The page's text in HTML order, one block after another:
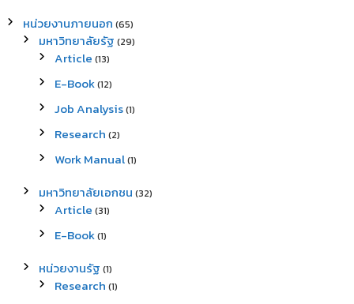
หน่วยงานภายนอก (65)
มหาวิทยาลัยรัฐ (29)
Article (13)
E-Book(12)
Job Analysis(1)
Research (2)
Work Manual(1)
มหาวิทยาลัยเอกชน (32)
Article (31)
E-Book(1)
หน่วยงานรัฐ (1)
Research (1)